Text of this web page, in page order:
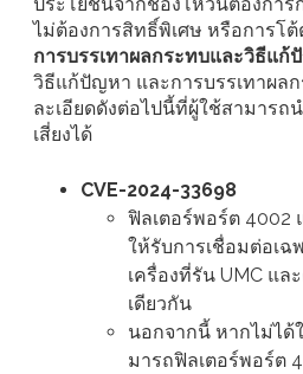
ไม่ต้องการสิทธิ์พิเศษ หรือการโ
การบรรเทาผลกระทบและวิธีแก้
วิธีแก้ปัญหา และการบรรเทาผล
ละเอียดดังต่อไปนี้ที่ผู้ใช้สามารถ
เสี่ยงได้
CVE-2024-33698
ฟิลเตอร์พอร์ต 4002
ให้รับการเชื่อมต่อเฉ
เครื่องที่รัน UMC แล
เดียวกัน
นอกจากนี้ หากไม่ได้
มารถฟิลเตอร์พอร์ต